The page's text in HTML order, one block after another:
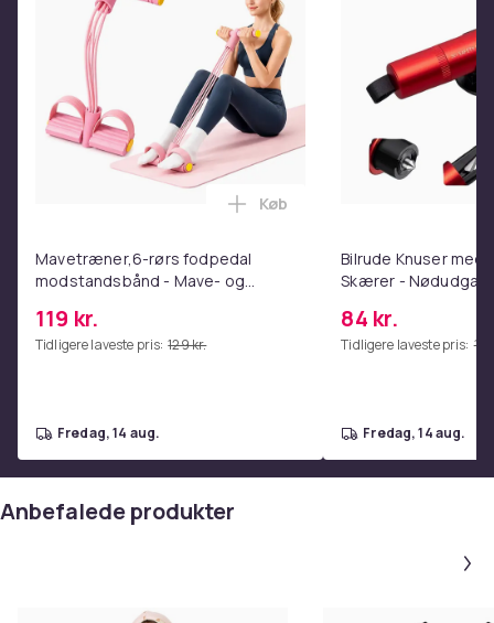
d0bdf005-4e99-4370-a843-414dce3017c3
Produktsikkerhedsinformation
Mavetræner,6-rørs fodpedal
modstandsbånd - Mave- og
hjemmetræningscenter Pink
119 kr.
Tidligere laveste pris: 129 kr.
Læg Mavetræner,6-rørs
Køb
fredag, 14 aug.
Bilrude Knuser med
Skærer -
Red
84 kr.
Tidligere laveste pris:
fredag, 14 aug.
Anbefalede produkter